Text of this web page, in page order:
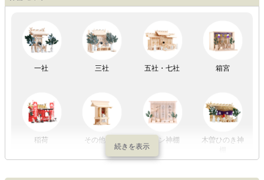
以内
～2万円
～3万円
以上
一社 三社 五社・七社 箱宮
稲荷 その他の社 モダン神棚
木曽ひのき神